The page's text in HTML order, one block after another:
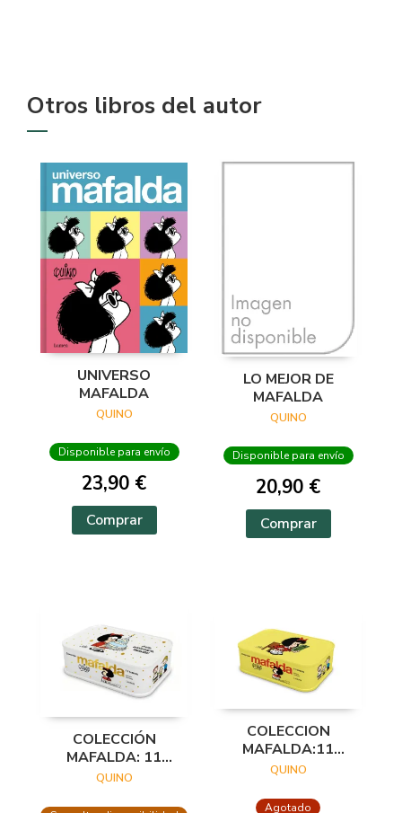
Otros libros del autor
UNIVERSO
MAFALDA
QUINO
Disponible para envío
23,90 €
Comprar
LO MEJOR DE
MAFALDA
QUINO
Disponible para envío
20,90 €
Comprar
COLECCIÓN
MAFALDA: 11
TOMOS EN UNA
QUINO
COLECCION
MAFALDA:11
TOMOS (LATA
QUINO
Agotado